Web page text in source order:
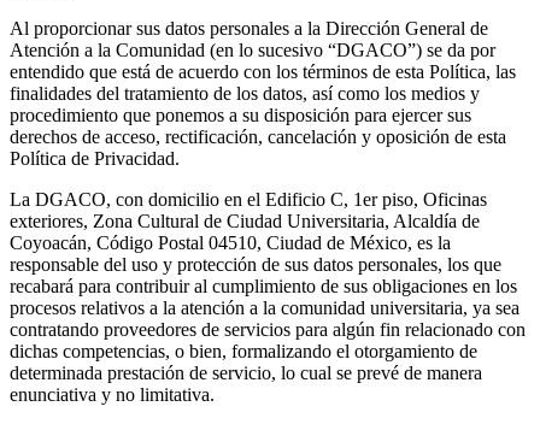
Al proporcionar sus datos personales a la Dirección General de
Atención a la Comunidad (en lo sucesivo “DGACO”) se da por
entendido que está de acuerdo con los términos de esta Política, las
finalidades del tratamiento de los datos, así como los medios y
procedimiento que ponemos a su disposición para ejercer sus
derechos de acceso, rectificación, cancelación y oposición de esta
Política de Privacidad.
La DGACO, con domicilio en el Edificio C, 1er piso, Oficinas
exteriores, Zona Cultural de Ciudad Universitaria, Alcaldía de
Coyoacán, Código Postal 04510, Ciudad de México, es la
responsable del uso y protección de sus datos personales, los que
recabará para contribuir al cumplimiento de sus obligaciones en los
procesos relativos a la atención a la comunidad universitaria, ya sea
contratando proveedores de servicios para algún fin relacionado con
dichas competencias, o bien, formalizando el otorgamiento de
determinada prestación de servicio, lo cual se prevé de manera
enunciativa y no limitativa.